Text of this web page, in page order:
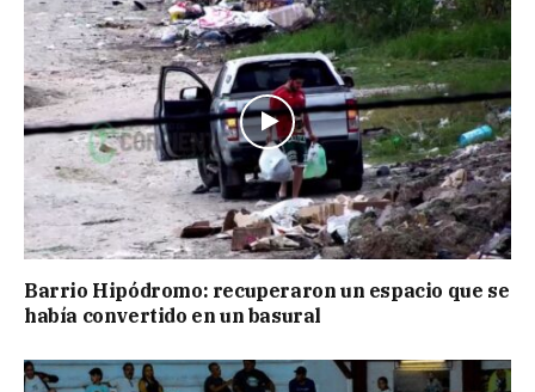
Barrio Hipódromo: recuperaron un espacio que se
había convertido en un basural